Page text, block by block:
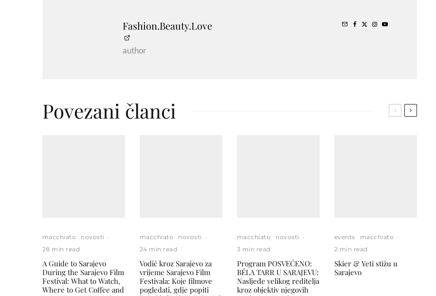
Fashion.Beauty.Love
author
Povezani članci
macchiato novosti
·
28 min read
A Guide to Sarajevo
During the Sarajevo Film
Festival: What to Watch,
Where to Get Coffee and
macchiato novosti
·
24 min read
Vodič kroz Sarajevo za
vrijeme Sarajevo Film
Festivala: Koje filmove
pogledati, gdje popiti
macchiato novosti
·
3 min read
Program POSVEĆENO:
BÉLA TARR U SARAJEVU:
Nasljeđe velikog reditelja
kroz objektiv njegovih
events macchiato ·
2 min read
Skier & Yeti stižu u
Sarajevo